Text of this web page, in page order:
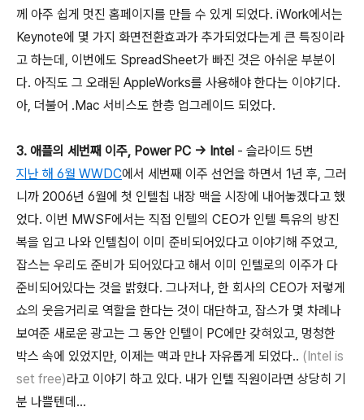
께 아주 쉽게 멋진 홈페이지를 만들 수 있게 되었다. iWork에서는
Keynote에 몇 가지 화면전환효과가 추가되었다는게 큰 특징이라
고 하는데, 이번에도 SpreadSheet가 빠진 것은 아쉬운 부분이
다. 아직도 그 오래된 AppleWorks를 사용해야 한다는 이야기다.
아, 더불어 .Mac 서비스도 한층 업그레이드 되었다.
3. 애플의 세번째 이주, Power PC -> Intel - 슬라이드 5번
지난 해 6월 WWDC에서 세번째 이주 선언을 하면서 1년 후, 그러
니까 2006년 6월에 첫 인텔칩 내장 맥을 시장에 내어놓겠다고 했
었다. 이번 MWSF에서는 직접 인텔의 CEO가 인텔 특유의 방진
복을 입고 나와 인텔칩이 이미 준비되어있다고 이야기해 주었고,
잡스는 우리도 준비가 되어있다고 해서 이미 인텔로의 이주가 다
준비되어있다는 것을 밝혔다. 그나저나, 한 회사의 CEO가 저렇게
쇼의 웃음거리로 역할을 한다는 것이 대단하고, 잡스가 몇 차례나
보여준 새로운 광고는 그 동안 인텔이 PC에만 갖혀있고, 멍청한
박스 속에 있었지만, 이제는 맥과 만나 자유롭게 되었다.. (Intel is
set free)라고 이야기 하고 있다. 내가 인텔 직원이라면 상당히 기
분 나쁠텐데...